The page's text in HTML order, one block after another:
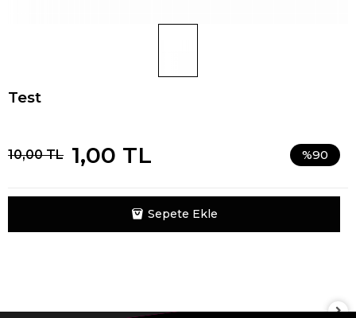
Test
10,00 TL 1,00 TL %90
Sepete Ekle